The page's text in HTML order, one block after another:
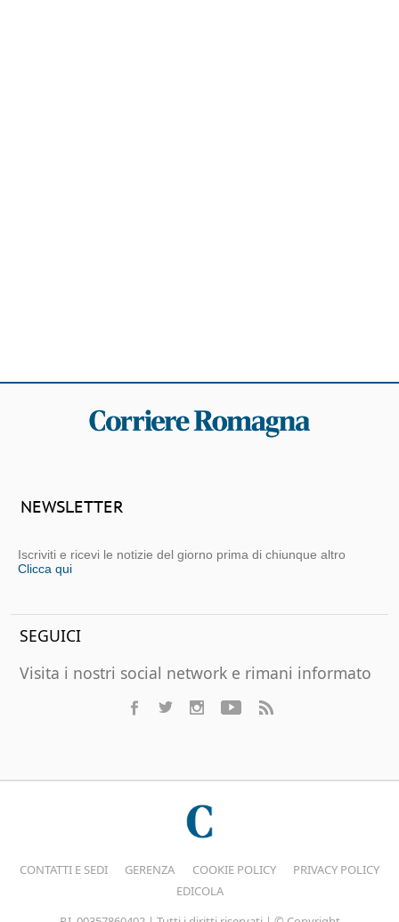
NEWSLETTER
Iscriviti e ricevi le notizie del giorno prima di chiunque altro
Clicca qui
SEGUICI
Visita i nostri social network e rimani informato
CONTATTI E SEDI GERENZA COOKIE POLICY
PRIVACY POLICY
EDICOLA